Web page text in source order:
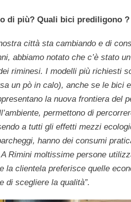
di più? Quali bici prediligono ?
città sta cambiando e di
abbiamo notato che c’è stato
riminesi. I modelli più richiesti
un pò in calo), anche se le bici
la nuova frontiera del
permettono di
a tutti gli effetti mezzi
hanno dei consumi
Rimini moltissime persone
la clientela preferisce quelle
di scegliere la qualità”.